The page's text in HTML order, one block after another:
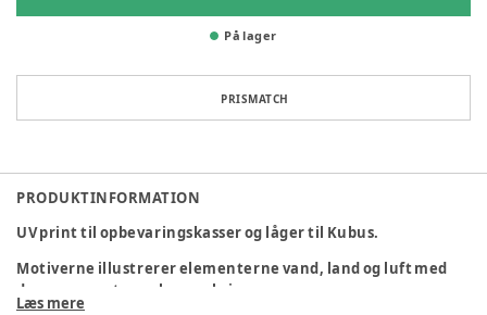
På lager
PRISMATCH
PRODUKTINFORMATION
UV print til opbevaringskasser og låger til Kubus.
Motiverne illustrerer elementerne vand, land og luft med
dyrene og naturen her omkring.
Læs mere